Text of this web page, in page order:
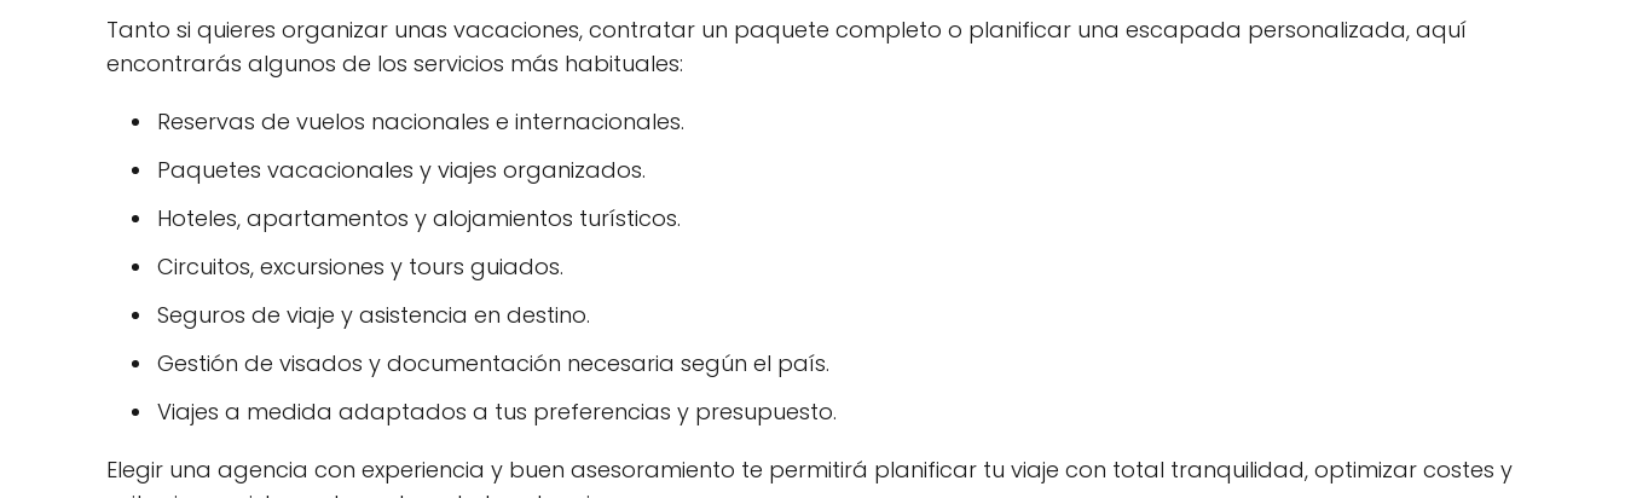
Tanto si quieres organizar unas vacaciones, contratar un paquete completo o planificar una escapada personalizada, aquí
encontrarás algunos de los servicios más habituales:
Reservas de vuelos nacionales e internacionales.
Paquetes vacacionales y viajes organizados.
Hoteles, apartamentos y alojamientos turísticos.
Circuitos, excursiones y tours guiados.
Seguros de viaje y asistencia en destino.
Gestión de visados y documentación necesaria según el país.
Viajes a medida adaptados a tus preferencias y presupuesto.
Elegir una agencia con experiencia y buen asesoramiento te permitirá planificar tu viaje con total tranquilidad, optimizar costes y